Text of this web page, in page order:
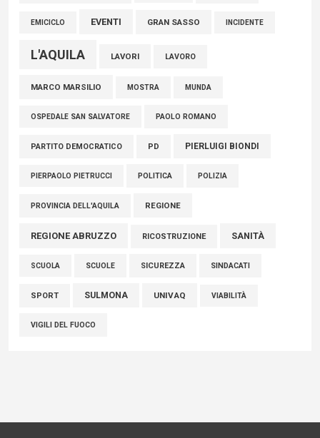
EMICICLO EVENTI GRAN SASSO INCIDENTE
L'AQUILA LAVORI LAVORO
MARCO MARSILIO MOSTRA MUNDA
OSPEDALE SAN SALVATORE PAOLO ROMANO
PARTITO DEMOCRATICO PD PIERLUIGI BIONDI
PIERPAOLO PIETRUCCI POLITICA POLIZIA
PROVINCIA DELL'AQUILA REGIONE
REGIONE ABRUZZO RICOSTRUZIONE SANITÀ
SCUOLA SCUOLE SICUREZZA SINDACATI
SPORT SULMONA UNIVAQ VIABILITÀ
VIGILI DEL FUOCO